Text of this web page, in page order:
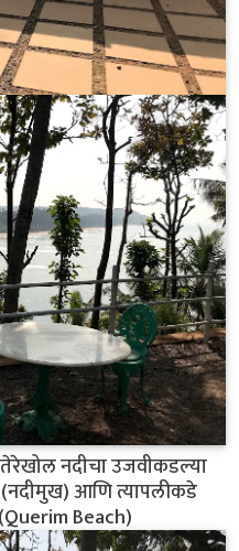
नदीचा उजवीकडल्या
आणि त्यापलीकडे
Beach)